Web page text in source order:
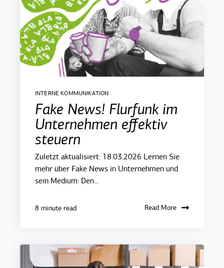
INTERNE KOMMUNIKATION
Fake News! Flurfunk im
Unternehmen effektiv
steuern
Zuletzt aktualisiert: 18.03.2026 Lernen Sie
mehr über Fake News in Unternehmen und
sein Medium: Den...
8 minute read Read More